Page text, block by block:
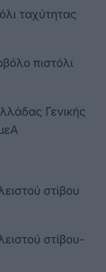
ταχύτητας
πιστόλι
Γενικής
στίβου
στίβου-